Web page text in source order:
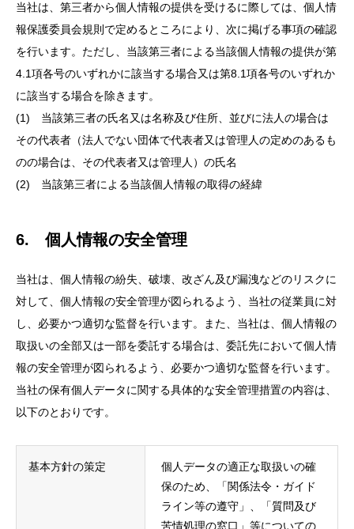
当社は、第三者から個人情報の提供を受けるに際しては、個人情
報保護委員会規則で定めるところにより、次に掲げる事項の確認
を行います。ただし、当該第三者による当該個人情報の提供が第
4.1項各号のいずれかに該当する場合又は第8.1項各号のいずれか
に該当する場合を除きます。
(1) 当該第三者の氏名又は名称及び住所、並びに法人の場合は
その代表者（法人でない団体で代表者又は管理人の定めのあるも
のの場合は、その代表者又は管理人）の氏名
(2) 当該第三者による当該個人情報の取得の経緯
6. 個人情報の安全管理
当社は、個人情報の紛失、破壊、改ざん及び漏洩などのリスクに
対して、個人情報の安全管理が図られるよう、当社の従業員に対
し、必要かつ適切な監督を行います。また、当社は、個人情報の
取扱いの全部又は一部を委託する場合は、委託先において個人情
報の安全管理が図られるよう、必要かつ適切な監督を行います。
当社の保有個人データに関する具体的な安全管理措置の内容は、
以下のとおりです。
基本方針の策定
個人データの適正な取扱いの確
保のため、「関係法令・ガイド
ライン等の遵守」、「質問及び
苦情処理の窓口」等についての